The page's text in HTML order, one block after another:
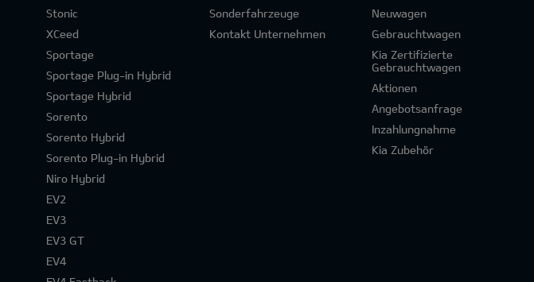
Stonic
XCeed
Sportage
Sportage Plug-in Hybrid
Sportage Hybrid
Sorento
Sorento Hybrid
Sorento Plug-in Hybrid
Niro Hybrid
EV2
EV3
EV3 GT
EV4
Sonderfahrzeuge
Kontakt Unternehmen
Neuwagen
Gebrauchtwagen
Kia Zertifizierte
Gebrauchtwagen
Aktionen
Angebotsanfrage
Inzahlungnahme
Kia Zubehör